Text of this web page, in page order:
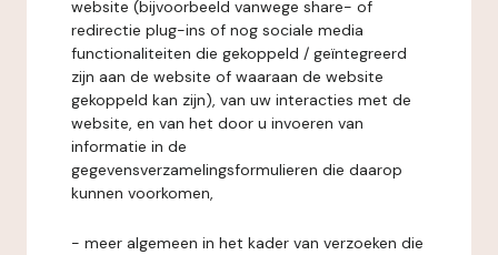
website (bijvoorbeeld vanwege share- of
redirectie plug-ins of nog sociale media
functionaliteiten die gekoppeld / geïntegreerd
zijn aan de website of waaraan de website
gekoppeld kan zijn), van uw interacties met de
website, en van het door u invoeren van
informatie in de
gegevensverzamelingsformulieren die daarop
kunnen voorkomen,
- meer algemeen in het kader van verzoeken die